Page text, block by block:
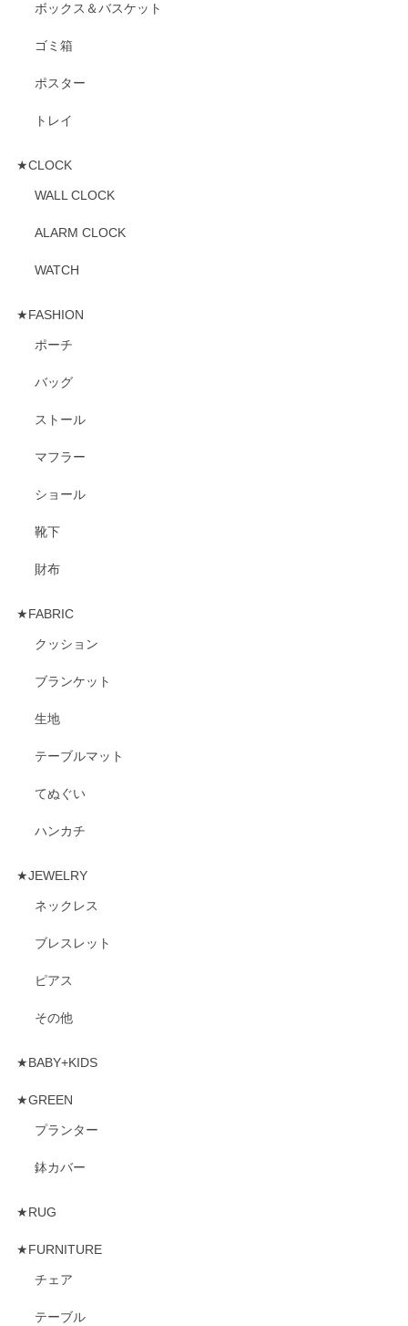
ボックス＆バスケット
ゴミ箱
ポスター
トレイ
★CLOCK
WALL CLOCK
ALARM CLOCK
WATCH
★FASHION
ポーチ
バッグ
ストール
マフラー
ショール
靴下
財布
★FABRIC
クッション
ブランケット
生地
テーブルマット
てぬぐい
ハンカチ
★JEWELRY
ネックレス
ブレスレット
ピアス
その他
★BABY+KIDS
★GREEN
プランター
鉢カバー
★RUG
★FURNITURE
チェア
テーブル